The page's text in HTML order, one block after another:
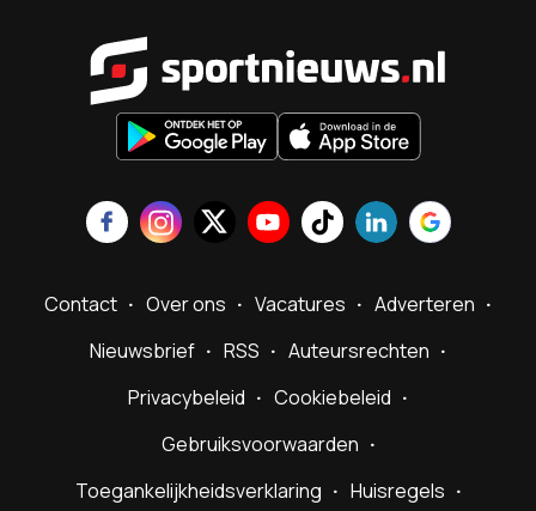
Contact Over ons Vacatures
Adverteren
Nieuwsbrief
RSS
Auteursrechten
Privacybeleid
Cookiebeleid
Gebruiksvoorwaarden
Toegankelijkheidsverklaring
Huisregels